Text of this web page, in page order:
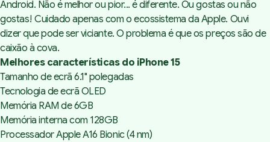
Android. Não é melhor ou pior... é diferente. Ou gostas ou não
gostas! Cuidado apenas com o ecossistema da Apple. Ouvi
dizer que pode ser viciante. O problema é que os preços são de
caixão à cova.
Melhores características do iPhone 15
Tamanho de ecrã 6.1" polegadas
Tecnologia de ecrã OLED
Memória RAM de 6GB
Memória interna com 128GB
Processador Apple A16 Bionic (4 nm)